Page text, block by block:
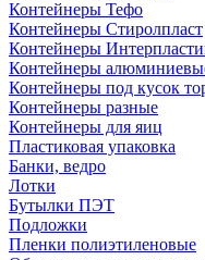
Контейнеры Тефо
Контейнеры Стиролпласт
Контейнеры
Контейнеры
Контейнеры под кусок
Контейнеры разные
Контейнеры для яиц
Пластиковая упаковка
Банки, ведро
Лотки
Бутылки ПЭТ
Подложки
Пленки полиэтиленовые